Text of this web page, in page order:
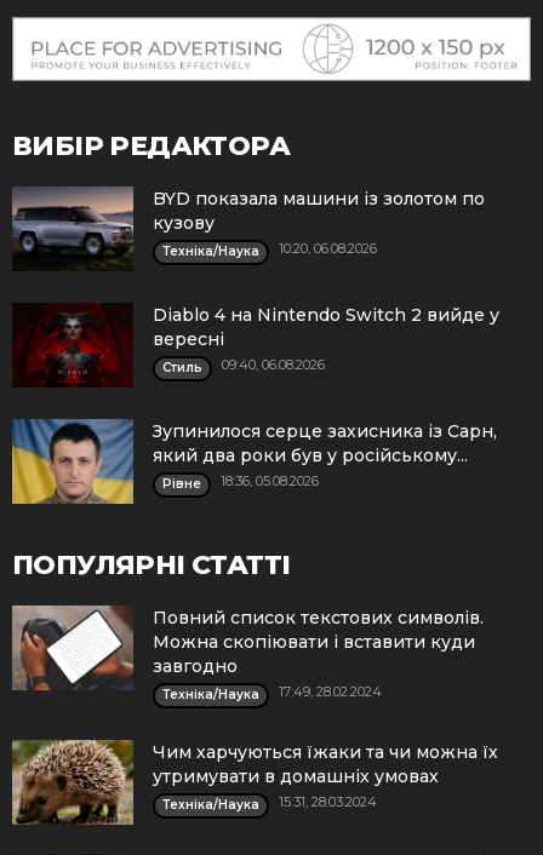
ВИБІР РЕДАКТОРА
BYD показала машини із золотом по
кузову
Техніка/Наука 10:20, 06.08.2026
Diablo 4 на Nintendo Switch 2 вийде у
вересні
Стиль 09:40, 06.08.2026
Зупинилося серце захисника із Сарн,
який два роки був у російському...
Рівне 18:36, 05.08.2026
ПОПУЛЯРНІ СТАТТІ
Повний список текстових символів.
Можна скопіювати і вставити куди
завгодно
Техніка/Наука 17:49, 28.02.2024
Чим харчуються їжаки та чи можна їх
утримувати в домашніх умовах
Техніка/Наука 15:31, 28.03.2024